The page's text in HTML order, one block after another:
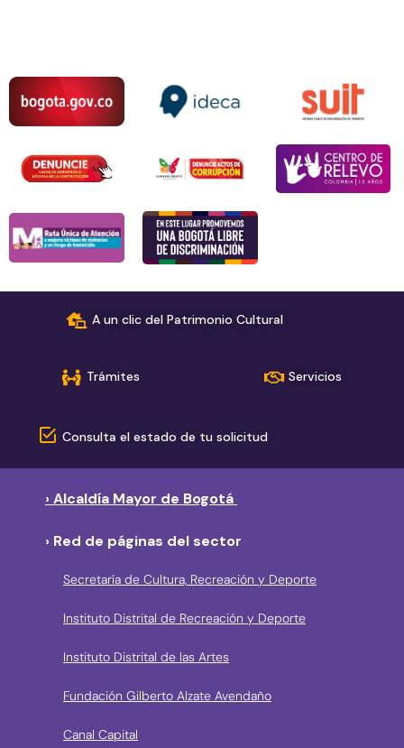
A un clic del Patrimonio Cultural
Trámites Servicios
Consulta el estado de tu solicitud
› Alcaldía Mayor de Bogotá
› Red de páginas del sector
Secretaría de Cultura, Recreación y Deporte
Instituto Distrital de Recreación y Deporte
Instituto Distrital de las Artes
Fundación Gilberto Alzate Avendaño
Canal Capital